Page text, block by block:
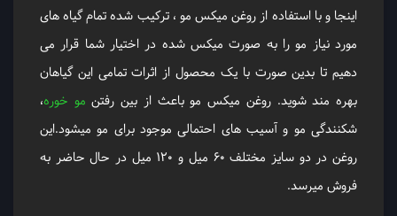
اینجا و با استفاده از روغن میکس مو ، ترکیب شده تمام گیاه های
مورد نیاز مو را به صورت میکس شده در اختیار شما قرار می
دهیم تا بدین صورت با یک محصول از اثرات تمامی این گیاهان
بهره مند شوید. روغن میکس مو باعث از بین رفتن مو خوره،
شکنندگی مو و آسیب های احتمالی موجود برای مو میشود.این
روغن در دو سایز مختلف 60 میل و 120 میل در حال حاضر به
فروش میرسد.